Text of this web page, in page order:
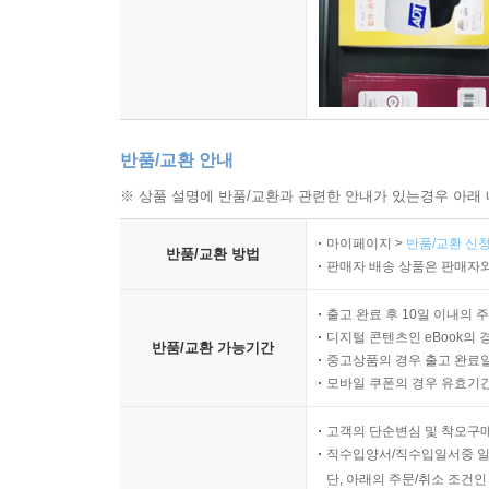
반품/교환 안내
※ 상품 설명에 반품/교환과 관련한 안내가 있는경우 아
반품/교환 방법
마이페이지 > 반품/교환 신
판매자 배송 상품은 판매자
반품/교환 가능기간
출고 완료 후 10일 이내의
디지털 콘텐츠인 eBook의
중고상품의 경우 출고 완료
모바일 쿠폰의 경우 유효기
고객의 단순변심 및 착오구
직수입양서/직수입일서중
단, 아래의 주문/취소 조건